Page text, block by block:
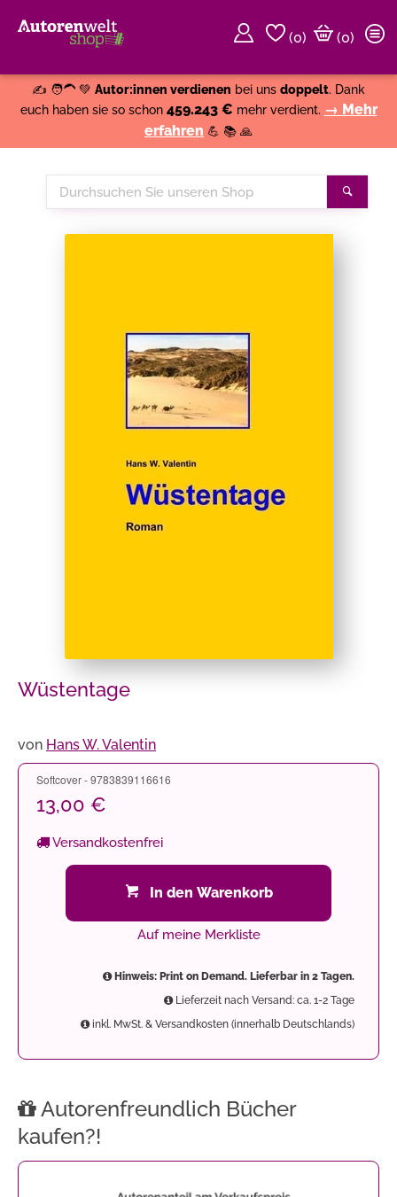
(0)
(0)
✍️ 🧑‍🦱 💚 Autor:innen verdienen bei uns doppelt. Dank
euch haben sie so schon 459.243 € mehr verdient. → Mehr
erfahren 💪 📚 🙏
Durchsuchen
Sie
Wüstentage
von Hans W. Valentin
Softcover - 9783839116616
13,00 €
Versandkostenfrei
In den Warenkorb
Auf meine Merkliste
Hinweis: Print on Demand. Lieferbar in 2 Tagen.
Lieferzeit nach Versand: ca. 1-2 Tage
inkl. MwSt. & Versandkosten (innerhalb Deutschlands)
Autorenfreundlich Bücher
kaufen?!